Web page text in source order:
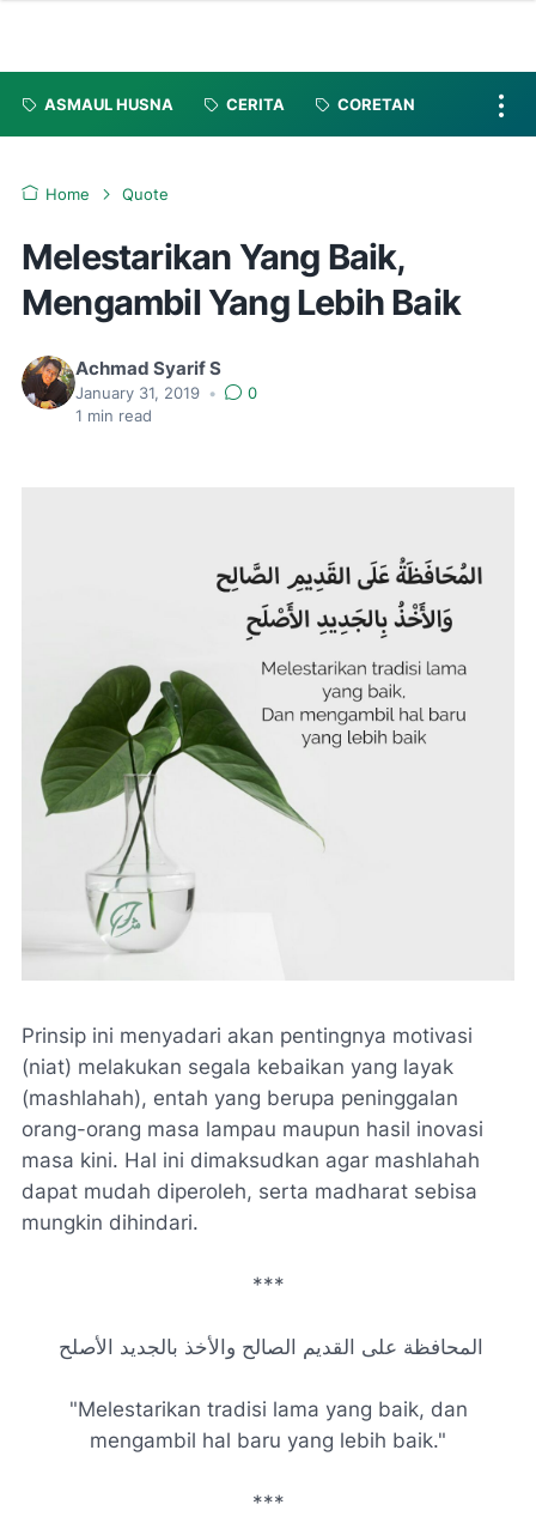
ASMAUL HUSNA CERITA CORETAN
Home Quote
Melestarikan Yang Baik,
Mengambil Yang Lebih Baik
Achmad Syarif S
January 31, 2019 •
0
1 min read
Prinsip ini menyadari akan pentingnya motivasi
(niat) melakukan segala kebaikan yang layak
(mashlahah), entah yang berupa peninggalan
orang-orang masa lampau maupun hasil inovasi
masa kini. Hal ini dimaksudkan agar mashlahah
dapat mudah diperoleh, serta madharat sebisa
mungkin dihindari.
***
المحافظة على القديم الصالح والأخذ بالجديد الأصلح
"Melestarikan tradisi lama yang baik, dan
mengambil hal baru yang lebih baik."
***